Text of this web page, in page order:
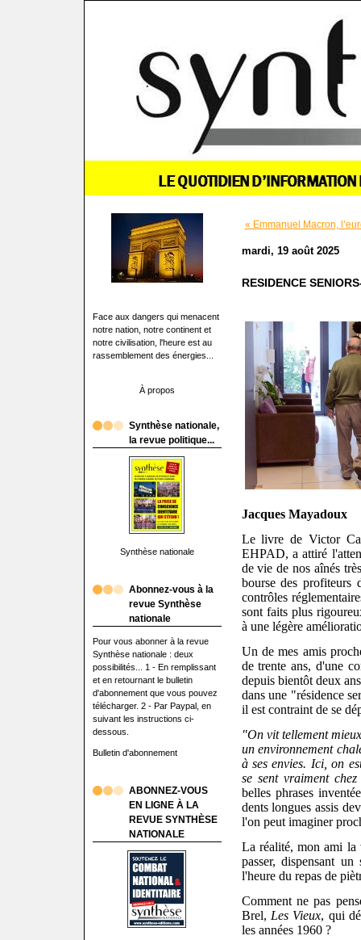
Face aux dangers qui menacent
notre nation, notre continent et
notre civilisation, l'heure est au
rassemblement des énergies...
À propos
Synthèse nationale,
la revue politique...
Synthèse nationale
Abonnez-vous à la
revue Synthèse
nationale
Pour vous abonner à la revue
Synthèse nationale : deux
possibilités... 1 - En remplissant
et en retournant le bulletin
d'abonnement que vous pouvez
télécharger. 2 - Par Paypal, en
suivant les instructions ci-
dessous.
Bulletin d'abonnement
ABONNEZ-VOUS
EN LIGNE À LA
REVUE SYNTHÈSE
NATIONALE
« Emmanuel Macron,
mardi, 19 août 2025
RESIDENCE
Jacques Mayadoux
Le livre de Victor
EHPAD, a attiré
de vie de nos aînés
bourse des profiteurs
contrôles
sont faits plus
à une légère
Un de mes amis
de trente ans, d'une
depuis bientôt deux
dans une "résidence
il est contraint de se
"On vit tellement
un environnement
à ses envies. Ici, on
se sent vraiment
belles phrases
dents longues assis
l'on peut imaginer
La réalité, mon ami
passer, dispensant
l'heure du repas de
Comment ne pas
Brel, Les Vieux, qui
les années 1960 ?